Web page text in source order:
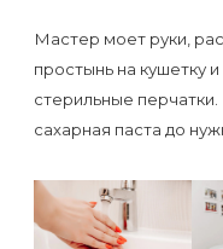
Мастер моет руки,
простынь на кушетку
стерильные
сахарная паста до